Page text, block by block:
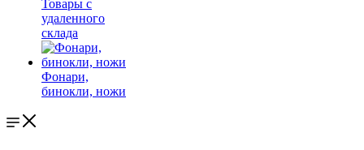
Товары с
удаленного
склада
Фонари,
бинокли, ножи